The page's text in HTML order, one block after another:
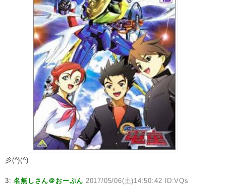
彡(^)(^)
3:名無しさん＠おーぷん 2017/05/06(土)14:50:42 ID:VQs